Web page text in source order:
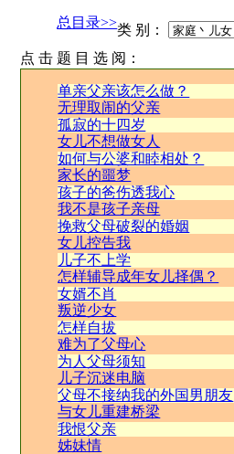
总目录>>类 别：
点 击 题 目 选 阅：
单亲父亲该怎么做？
无理取闹的父亲
孤寂的十四岁
女儿不想做女人
如何与公婆和睦相处？
家长的噩梦
孩子的爸伤透我心
我不是孩子亲母
挽救父母破裂的婚姻
女儿控告我
儿子不上学
怎样辅导成年女儿择偶？
女婿不肖
叛逆少女
怎样自拔
难为了父母心
为人父母须知
儿子沉迷电脑
父母不接纳我的外国男朋友
与女儿重建桥梁
我恨父亲
姊妹情